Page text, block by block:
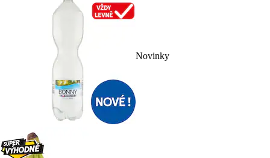
Novinky